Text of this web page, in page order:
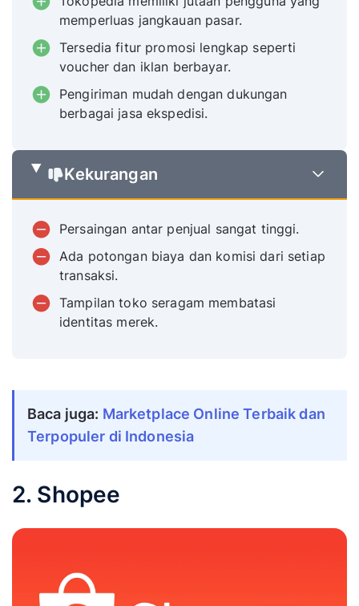
memperluas jangkauan pasar.
Tersedia fitur promosi lengkap seperti
voucher dan iklan berbayar.
Pengiriman mudah dengan dukungan
berbagai jasa ekspedisi.
Kekurangan
Persaingan antar penjual sangat tinggi.
Ada potongan biaya dan komisi dari setiap
transaksi.
Tampilan toko seragam membatasi
identitas merek.
Baca juga: Marketplace Online Terbaik dan
Terpopuler di Indonesia
2. Shopee